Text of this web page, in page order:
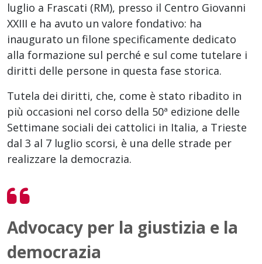
luglio a Frascati (RM), presso il Centro Giovanni
XXIII e ha avuto un valore fondativo: ha
inaugurato un filone specificamente dedicato
alla formazione sul perché e sul come tutelare i
diritti delle persone in questa fase storica.
Tutela dei diritti, che, come è stato ribadito in
più occasioni nel corso della 50ª edizione delle
Settimane sociali dei cattolici in Italia, a Trieste
dal 3 al 7 luglio scorsi, è una delle strade per
realizzare la democrazia.
Advocacy per la giustizia e la
democrazia